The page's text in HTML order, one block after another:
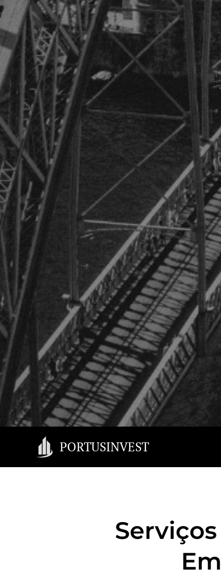
PORTUSINVEST
Serviços